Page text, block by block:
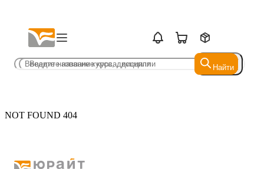
Найти
Найти
NOT FOUND 404